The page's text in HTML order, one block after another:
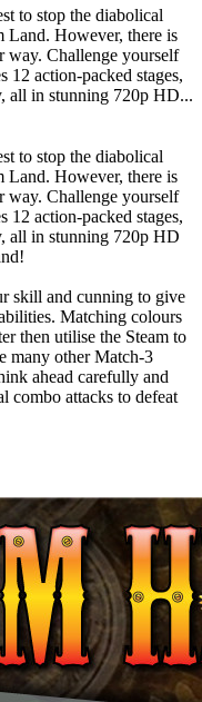
to stop the diabolical
Land. However, there is
way. Challenge yourself
12 action-packed stages,
all in stunning 720p HD...
to stop the diabolical
Land. However, there is
way. Challenge yourself
12 action-packed stages,
all in stunning 720p HD
skill and cunning to give
Matching colours
then utilise the Steam to
many other Match-3
ahead carefully and
combo attacks to defeat